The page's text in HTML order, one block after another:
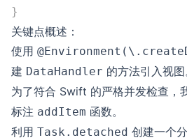
}
关键点概述：
使用
建 DataHandler 的方法引入视图
为了符合 Swift 的严格并发检查，
标注 addItem 函数。
利用 Task.detached 创建一个